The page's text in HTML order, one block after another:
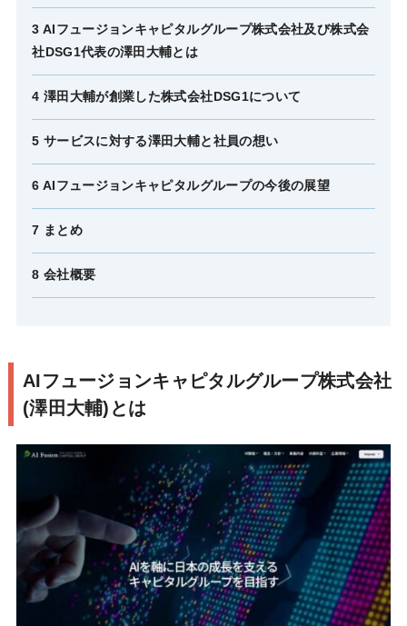
3 AIフュージョンキャピタルグループ株式会社及び株式会
社DSG1代表の澤田大輔とは
4 澤田大輔が創業した株式会社DSG1について
5 サービスに対する澤田大輔と社員の想い
6 AIフュージョンキャピタルグループの今後の展望
7 まとめ
8 会社概要
AIフュージョンキャピタルグループ株式会社
(澤田大輔)とは